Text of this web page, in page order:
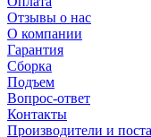
Отзывы о нас
О компании
Гарантия
Сборка
Подъем
Вопрос-ответ
Контакты
Производители и